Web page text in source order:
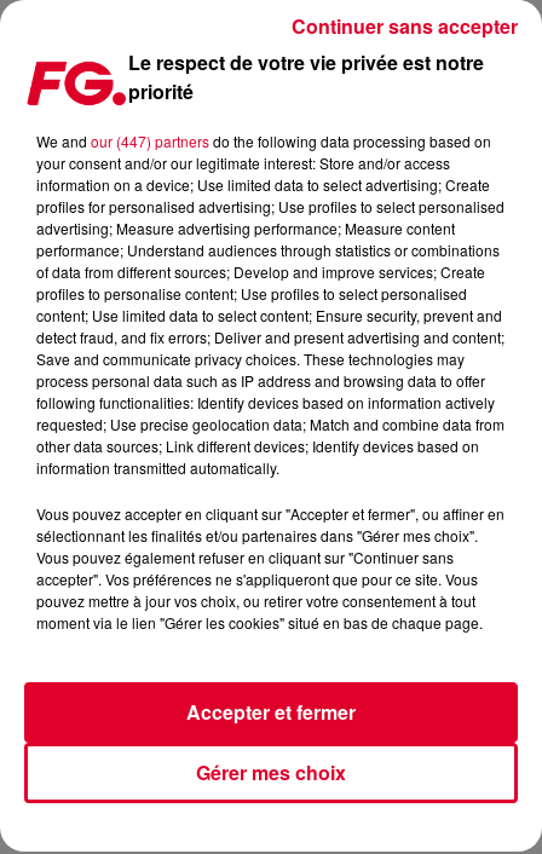
FG MIX DANCE : OLIVER HELDENS
Le respect de votre vie privée est notre
priorité
We and our (447) partnersdo the following data processing based on
your consent and/or our legitimate interest: Store and/or access
information on a device; Use limited data to select advertising; Create
profiles for personalised advertising; Use profiles to select personalised
advertising; Measure advertising performance; Measure content
performance; Understand audiences through statistics or combinations
of data from different sources; Develop and improve services; Create
profiles to personalise content; Use profiles to select personalised
content; Use limited data to select content; Ensure security, prevent and
detect fraud, and fix errors; Deliver and present advertising and content;
Save and communicate privacy choices. These technologies may
process personal data such as IP address and browsing data to offer
following functionalities: Identify devices based on information actively
requested; Use precise geolocation data; Match and combine data from
other data sources; Link different devices; Identify devices based on
information transmitted automatically.
Vous pouvez accepter en cliquant sur "Accepter et fermer", ou affiner en
sélectionnant les finalités et/ou partenaires dans "Gérer mes choix".
Vous pouvez également refuser en cliquant sur "Continuer sans
accepter". Vos préférences ne s'appliqueront que pour ce site. Vous
pouvez mettre à jour vos choix, ou retirer votre consentement à tout
moment via le lien "Gérer les cookies" situé en bas de chaque page.
Gérer mes choix
Accepter et fermer
Continuer sans accepter